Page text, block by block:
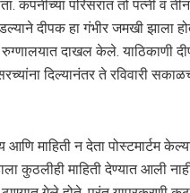
कंपनीच्या परिसरात तो पत्नी व
दीपक हा गंभीर जमखी झाला
दाखल केले. याठिकाणी
दिल्यानंतर ते रविवारी
आणि माहिती न देता पोस्टमार्टम
कुठलीही माहिती देण्यात आली